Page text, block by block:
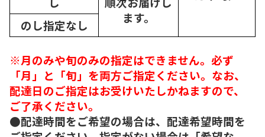
ます。
のし指定なし
※月のみや旬のみの指定はできません。必ず
「月」と「旬」を両方ご指定ください。なお、
配達日のご指定はお受けいたしかねますので、
ご了承ください。
●配達時間をご希望の場合は、配達希望時間を